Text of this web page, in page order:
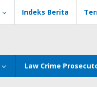
Indeks Berita
Law Crime